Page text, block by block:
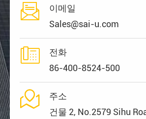

이메일
Sales@sai-u.com

전화
86-400-8524-500

주소
건물 2, No.2579 Sihu